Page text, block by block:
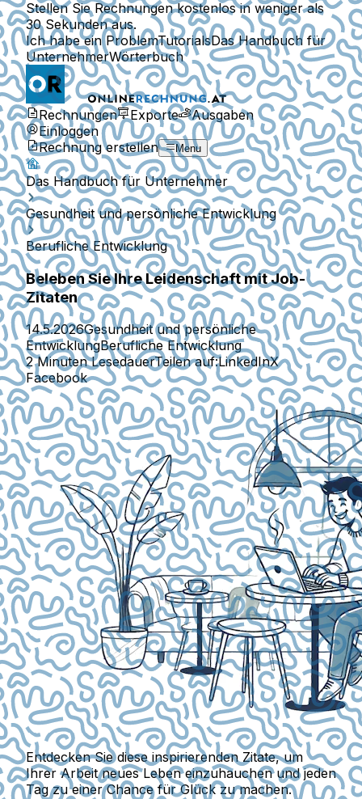
Stellen Sie Rechnungen kostenlos in weniger als
30 Sekunden aus.
Ich habe ein ProblemTutorialsDas Handbuch für
UnternehmerWörterbuch
Rechnungen Exporte
Ausgaben
Einloggen
Rechnung erstellen
Menu
Das Handbuch für Unternehmer
Gesundheit und persönliche Entwicklung
Berufliche Entwicklung
Beleben Sie Ihre Leidenschaft mit Job-
Zitaten
14.5.2026Gesundheit und persönliche
EntwicklungBerufliche Entwicklung
2 Minuten LesedauerTeilen auf:LinkedInX
Facebook
Entdecken Sie diese inspirierenden Zitate, um
Ihrer Arbeit neues Leben einzuhauchen und jeden
Tag zu einer Chance für Glück zu machen.